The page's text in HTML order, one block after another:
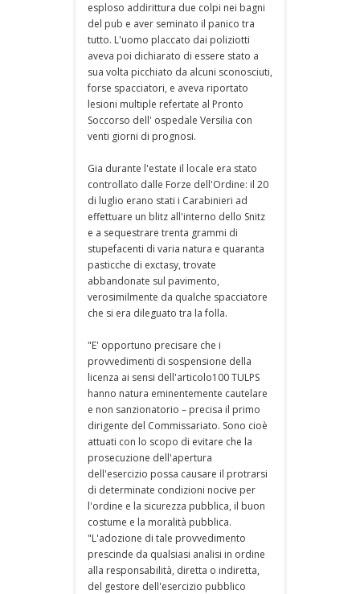
esploso addirittura due colpi nei bagni
del pub e aver seminato il panico tra
tutto. L'uomo placcato dai poliziotti
aveva poi dichiarato di essere stato a
sua volta picchiato da alcuni sconosciuti,
forse spacciatori, e aveva riportato
lesioni multiple refertate al Pronto
Soccorso dell' ospedale Versilia con
venti giorni di prognosi.
Gia durante l'estate il locale era stato
controllato dalle Forze dell'Ordine: il 20
di luglio erano stati i Carabinieri ad
effettuare un blitz all'interno dello Snitz
e a sequestrare trenta grammi di
stupefacenti di varia natura e quaranta
pasticche di exctasy, trovate
abbandonate sul pavimento,
verosimilmente da qualche spacciatore
che si era dileguato tra la folla.
"E' opportuno precisare che i
provvedimenti di sospensione della
licenza ai sensi dell'articolo100 TULPS
hanno natura eminentemente cautelare
e non sanzionatorio – precisa il primo
dirigente del Commissariato. Sono cioè
attuati con lo scopo di evitare che la
prosecuzione dell'apertura
dell'esercizio possa causare il protrarsi
di determinate condizioni nocive per
l'ordine e la sicurezza pubblica, il buon
costume e la moralità pubblica.
"L'adozione di tale provvedimento
prescinde da qualsiasi analisi in ordine
alla responsabilità, diretta o indiretta,
del gestore dell'esercizio pubblico